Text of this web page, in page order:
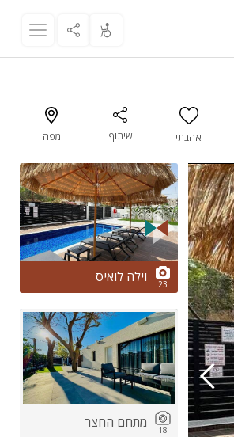
אהבתי שיתוף מפה
2/23
23 וילה לואיס
18 מתחם החצר